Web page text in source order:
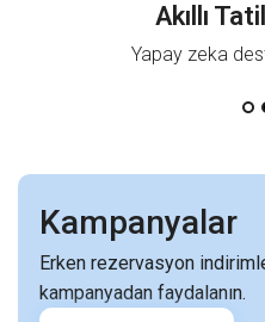
Akıllı
Yapay zeka
Kampanyalar
Erken rezervasyon
kampanyadan faydalanın.